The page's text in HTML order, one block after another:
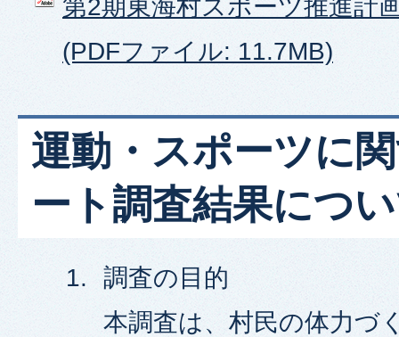
第2期東海村スポーツ推進計
(PDFファイル: 11.7MB)
運動・スポーツに
ート調査結果につ
調査の目的
本調査は、村民の体力づ